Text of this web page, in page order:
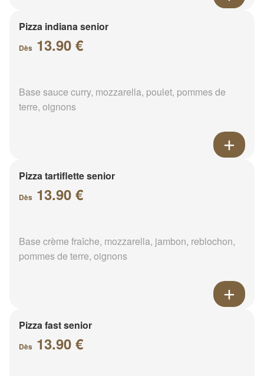
Pizza indiana senior
Dès 13.90 €
Base sauce curry, mozzarella, poulet, pommes de
terre, oignons
Pizza tartiflette senior
Dès 13.90 €
Base crème fraîche, mozzarella, jambon, reblochon,
pommes de terre, oignons
Pizza fast senior
Dès 13.90 €